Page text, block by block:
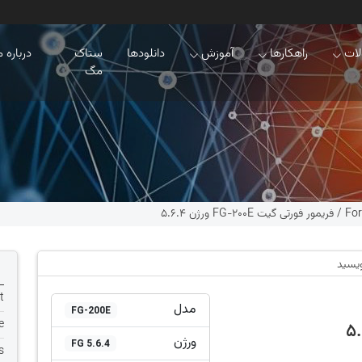
راهکارها آموزش دانلودها
ستاک
مگ
درباره
/فریمور فورتی گیت FG-200E ورژن 5.6.4
مدل FG-200E
ورژن FG 5.6.4